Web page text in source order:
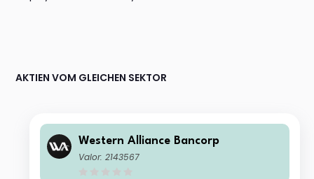
AKTIEN VOM GLEICHEN SEKTOR
Western Alliance Bancorp
Valor: 2143567